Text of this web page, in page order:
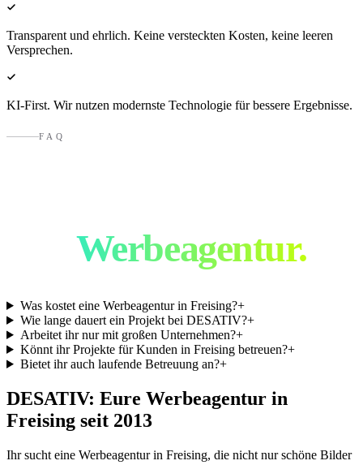
Transparent und ehrlich. Keine versteckten Kosten, keine leeren
Versprechen.
KI-First. Wir nutzen modernste Technologie für bessere Ergebnisse.
FAQ
Werbeagentur.
Was kostet eine Werbeagentur in Freising?+
Wie lange dauert ein Projekt bei DESATIV?+
Arbeitet ihr nur mit großen Unternehmen?+
Könnt ihr Projekte für Kunden in Freising betreuen?+
Bietet ihr auch laufende Betreuung an?+
DESATIV: Eure Werbeagentur in
Freising seit 2013
Ihr sucht eine Werbeagentur in Freising, die nicht nur schöne Bilder